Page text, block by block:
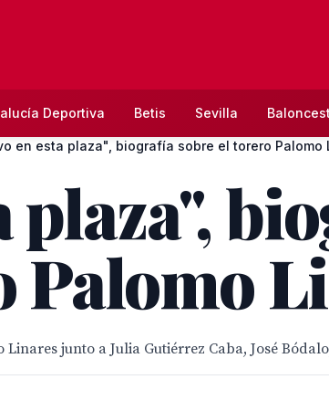
Deportiva Betis Sevilla
en esta plaza", biografía sobre el torero Palomo
plaza",
Palomo
junto a Julia Gutiérrez Caba, José